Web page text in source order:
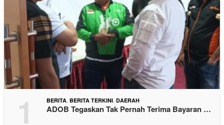
1 BERITA, BERITA TERKINI, DAERAH
ADOB Tegaskan Tak Pernah Terima Bayaran …